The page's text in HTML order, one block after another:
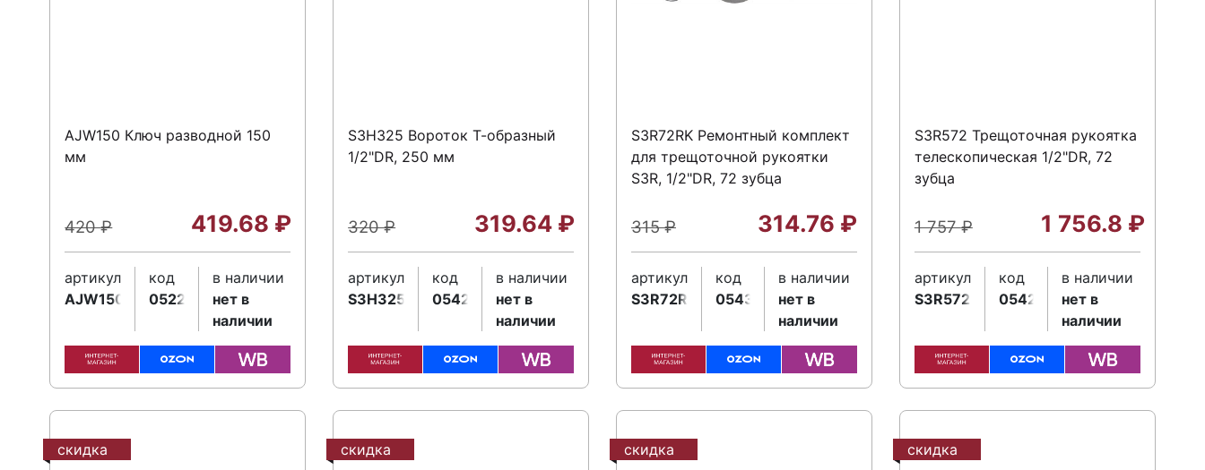
AJW150 Ключ разводной 150
мм
420₽ 419.68 ₽
артикул
AJW150
код
052252
в наличии
нет в
наличии
S3H325 Вороток Т-образный
1/2"DR, 250 мм
320₽ 319.64 ₽
артикул
S3H325
код
054209
в наличии
нет в
наличии
S3R72RK Ремонтный комплект
для трещоточной рукоятки
S3R, 1/2"DR, 72 зубца
315₽ 314.76 ₽
артикул
S3R72RK
код
054337
в наличии
нет в
наличии
S3R572 Трещоточная рукоятка
телескопическая 1/2"DR, 72
зубца
1 757₽ 1 756.8 ₽
артикул
S3R572
код
054215
в наличии
нет в
наличии
скидка скидка скидка скидка